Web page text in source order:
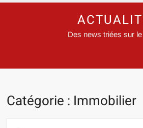
Des news triées sur
Catégorie : Immobilier